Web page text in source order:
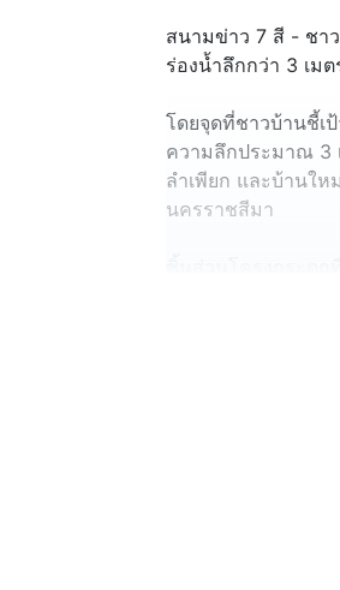
สนามข่าว 7 สี - ชา
ร่องน้ำลึกกว่า 3 เม
โดยจุดที่ชาวบ้านชี้เ
ความลึกประมาณ 3
ลำเพียก และบ้านใ
นครราชสีมา
ทีมข่าวมองด้วยสา